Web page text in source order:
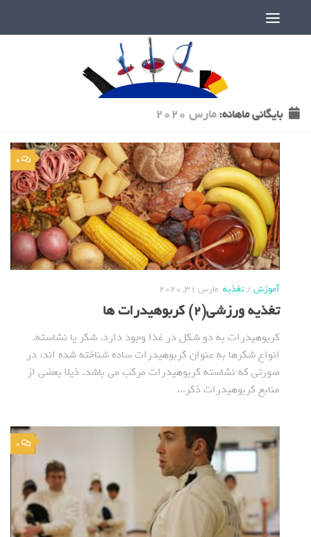
بایگانی‌ ماهانه:مارس 2020
0
آموزش/تغذیه مارس 31, 2020
تغذيه ورزشي(2) كربوهيدرات ها
كربوهيدرات به دو شكل در غذا وجود دارد. شكر يا نشاسته.
انواع شكرها به عنوان كربوهيدرات ساده شناخته شده اند: در
صورتي كه نشاسته كربوهيدرات مركب مي باشد. ذيلا بعضي از
منابع كربوهيدرات ذكر...
0